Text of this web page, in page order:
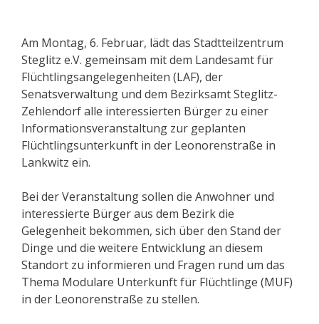
Am Montag, 6. Februar, lädt das Stadtteilzentrum
Steglitz e.V. gemeinsam mit dem Landesamt für
Flüchtlingsangelegenheiten (LAF), der
Senatsverwaltung und dem Bezirksamt Steglitz-
Zehlendorf alle interessierten Bürger zu einer
Informationsveranstaltung zur geplanten
Flüchtlingsunterkunft in der Leonorenstraße in
Lankwitz ein.
Bei der Veranstaltung sollen die Anwohner und
interessierte Bürger aus dem Bezirk die
Gelegenheit bekommen, sich über den Stand der
Dinge und die weitere Entwicklung an diesem
Standort zu informieren und Fragen rund um das
Thema Modulare Unterkunft für Flüchtlinge (MUF)
in der Leonorenstraße zu stellen.